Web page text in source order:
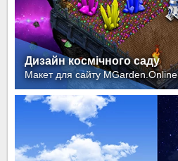
Дизайн космічного саду
Макет для сайту MGarden.Online